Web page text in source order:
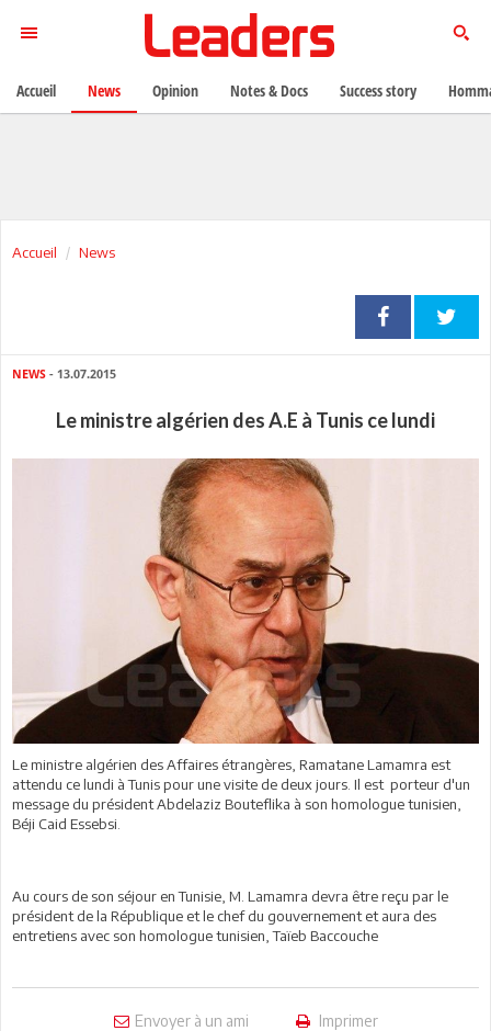
Accueil News
NEWS - 13.07.2015
Le ministre algérien des A.E à Tunis ce lundi
Le ministre algérien des Affaires étrangères, Ramatane Lamamra est
attendu ce lundi à Tunis pour une visite de deux jours. Il est porteur d'un
message du président Abdelaziz Bouteflika à son homologue tunisien,
Béji Caid Essebsi.
Au cours de son séjour en Tunisie, M. Lamamra devra être reçu par le
président de la République et le chef du gouvernement et aura des
entretiens avec son homologue tunisien, Taïeb Baccouche
Envoyer à un ami Imprimer
Accueil News Opinion Notes & Docs Success story